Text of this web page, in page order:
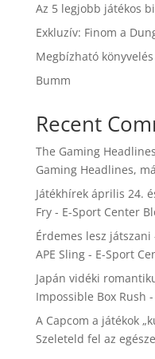
Az 5 legjobb játékos
Exkluzív: Finom a
Megbízható
Bumm
Recent
The Gaming
Gaming Headlines,
Játékhírek április 24.
Fry - E-Sport Center
Érdemes lesz
APE Sling - E-Sport
Japán vidéki
Impossible Box Rush
A Capcom a játékok
Szeleteld fel az